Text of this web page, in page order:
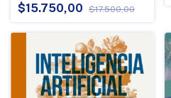
$15.750,00 $17.500,00